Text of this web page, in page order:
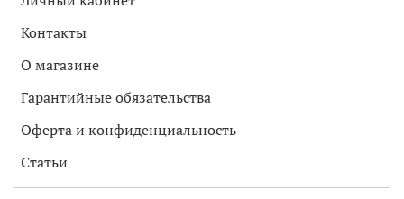
Контакты
О магазине
Гарантийные обязательства
Оферта и конфиденциальность
Статьи